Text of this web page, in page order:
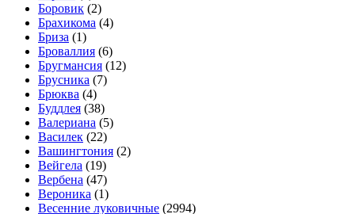
Боровик (2)
Брахикома (4)
Бриза (1)
Броваллия (6)
Бругмансия (12)
Брусника (7)
Брюква (4)
Буддлея (38)
Валериана (5)
Василек (22)
Вашингтония (2)
Вейгела (19)
Вербена (47)
Вероника (1)
Весенние луковичные (2994)